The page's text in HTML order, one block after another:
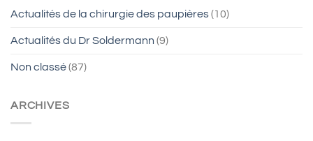
Actualités de la chirurgie des paupières(10)
Actualités du Dr Soldermann (9)
Non classé(87)
ARCHIVES